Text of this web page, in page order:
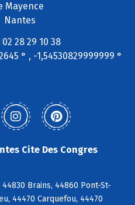
Mayence
Nantes
02 28 29 10 38
° , -1,54530829999999 °
Cite Des Congres
Brains, 44860 Pont-St-
44470 Carquefou, 44470